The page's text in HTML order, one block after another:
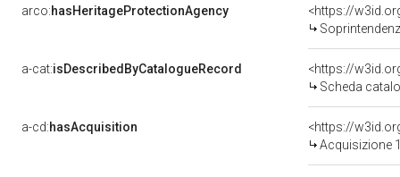
arco:hasHeritageProtectionAgency
<https://
Soprintendenza
a-cat:isDescribedByCatalogueRecord
<https://
Scheda
a-cd:hasAcquisition
<https://
Acquisizione